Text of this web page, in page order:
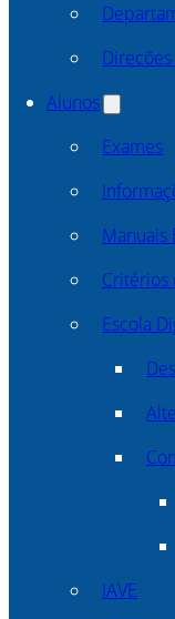
Alunos
Exames
Manuais
Critérios
Escola
IAVE